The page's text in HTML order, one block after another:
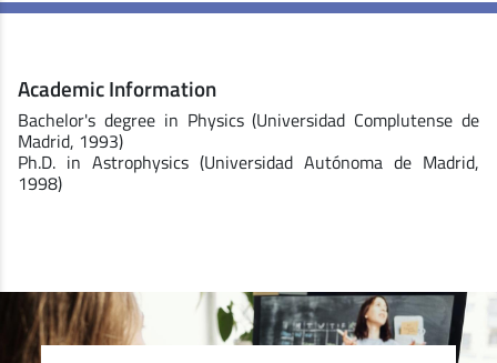
Academic Information
Bachelor's degree in Physics (Universidad Complutense de
Madrid, 1993)
Ph.D. in Astrophysics (Universidad Autónoma de Madrid,
1998)